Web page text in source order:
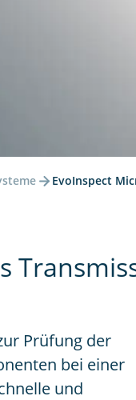
EvoInspect
Prüfung der
bei einer
und